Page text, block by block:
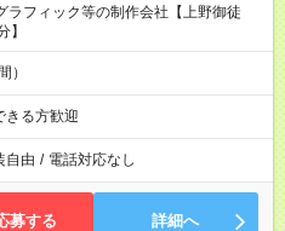
ラフィック等の制作会社【上野御徒
】
）
る方歓迎
自由 / 電話対応なし
募する 詳細へ